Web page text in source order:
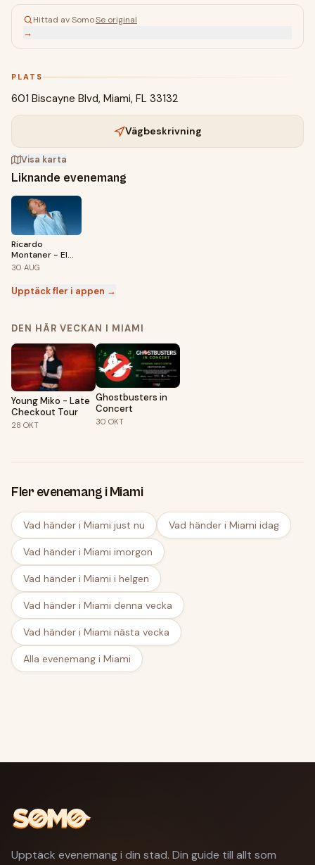
abril de 2025a las10:00 AM
Hittad av SomoSe original
→
PLATS
601 Biscayne Blvd, Miami, FL 33132
Vägbeskrivning
Visa karta
Liknande evenemang
Ricardo
Montaner - El
Último Regreso
30 AUG
Upptäck fler i appen →
DEN HÄR VECKAN I MIAMI
Young Miko - Late
Checkout Tour
28 OKT
Ghostbusters in
Concert
30 OKT
Fler evenemang i Miami
Vad händer i Miami just nu Vad händer i Miami idag
Vad händer i Miami imorgon
Vad händer i Miami i helgen
Vad händer i Miami denna vecka
Vad händer i Miami nästa vecka
Alla evenemang i Miami
Upptäck evenemang i din stad. Din guide till allt som